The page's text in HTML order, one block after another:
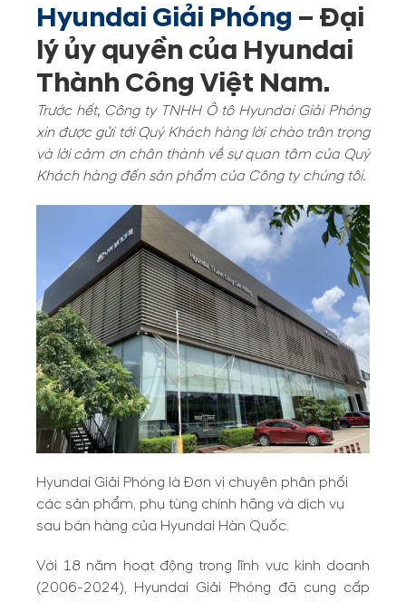
Hyundai Giải Phóng – Đại
lý ủy quyền của Hyundai
Thành Công Việt Nam.
Trước hết, Công ty TNHH Ô tô Hyundai Giải Phóng
xin được gửi tới Quý Khách hàng lời chào trân trọng
và lời cảm ơn chân thành về sự quan tâm của Quý
Khách hàng đến sản phẩm của Công ty chúng tôi.
Hyundai Giải Phóng là Đơn vị chuyên phân phối
các sản phẩm, phụ tùng chính hãng và dịch vụ
sau bán hàng của Hyundai Hàn Quốc.
Với 18 năm hoạt động trong lĩnh vực kinh doanh
(2006-2024), Hyundai Giải Phóng đã cung cấp